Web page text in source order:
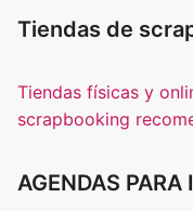
Tiendas de
Tiendas físicas y
scrapbooking
AGENDAS PARA